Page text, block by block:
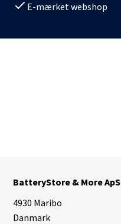
E-mærket webshop
BatteryStore & More ApS
4930 Maribo
Danmark